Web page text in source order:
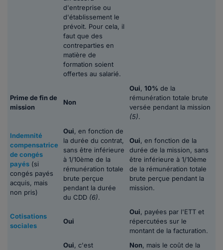
d'entreprise ou
d'établissement le
prévoit. Pour cela, il
faut que des
contreparties en
matière de
formation soient
offertes au salarié.
Prime de fin de
mission
Non
Oui, 10% de la
rémunération totale brute
versée pendant la mission
(5).
Indemnité
compensatrice
de congés
payés (si
congés payés
acquis, mais
non pris)
Oui, en fonction de
la durée du contrat,
sans être inférieure
à 1/10ème de la
rémunération totale
brute perçue
pendant la durée
du CDD (6).
Oui, en fonction de la
durée de la mission, sans
être inférieure à 1/10ème
de la rémunération totale
brute perçue pendant la
mission.
Cotisations
sociales
Oui
Oui, payées par l'ETT et
répercutées sur le
montant de la facturation.
Oui, c'est
Non, mais le coût de la